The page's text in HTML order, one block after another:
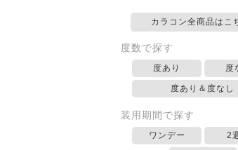
カラコン全商品はこ
度数で探す
度あり 度
度あり＆度なし
装用期間で探す
ワンデー 2